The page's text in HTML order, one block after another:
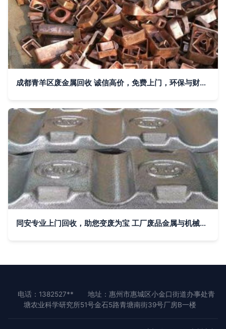
成都青羊区废金属回收 诚信高价，免费上门，环保与财富的双赢之道
同安专业上门回收，助您变废为宝 工厂废品金属与机械设备高效处置指南
电话：1382527**
地址：惠州市惠城区小金口街道办事处青
塘农业科学研究所51号金石5路青塘南街39号厂房B一楼